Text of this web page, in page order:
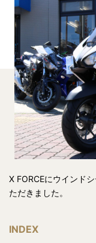
X FORCEにウインド
ただきました。
INDEX